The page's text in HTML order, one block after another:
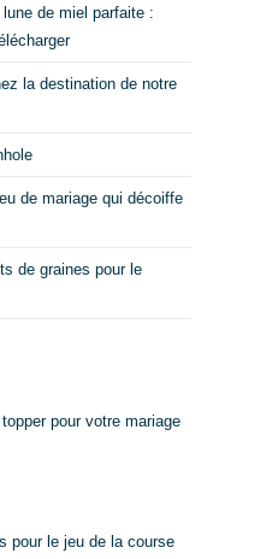
de miel parfaite :
la destination de notre
de mariage qui décoiffe
de graines pour le
pour votre mariage
pour le jeu de la course